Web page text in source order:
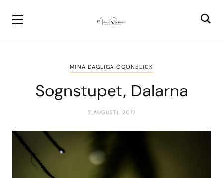
MINA DAGLIGA ÖGONBLICK
Sognstupet, Dalarna
5 AUGUSTI, 2012